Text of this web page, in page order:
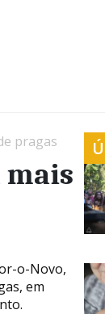
pragas
mais
o-Novo,
em